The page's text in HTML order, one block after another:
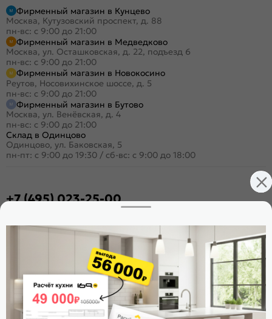
Фирменный магазин в Кунцево
Москва, Кутузовский проспект, д. 88
пн-вс: с 9:00 до 21:00
Фирменный магазин в Медведково
Москва, ул. Осташковская, д. 22, подъезд 6
пн-вс: с 9:00 до 21:00
Фирменный магазин в Новокосино
Реутов, Носовихинское шоссе, д. 5
пн-вс: с 9:00 до 21:00
Фирменный магазин в Бутово
Москва, ул. Венёвская, д. 4
пн-вс: с 9:00 до 21:00
Склад в Одинцово
Одинцово, ул. Баковская, 5
пн-пт: с 9:00 до 19:30 / сб-вс: с 9:00 до 18:00
+7 (495) 023-25-00
Стать дилером
Расскажите о нас
Поделиться
Оцените магазин